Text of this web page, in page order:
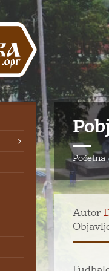
Početna
Autor